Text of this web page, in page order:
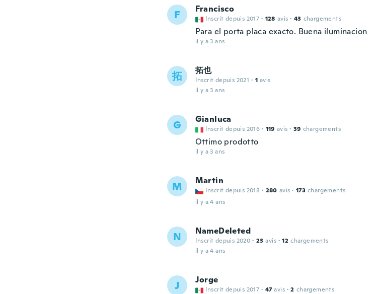
F Francisco
Inscrit depuis 2017 · 128 avis · 43 chargements
Para el porta placa exacto. Buena iluminacion
il y a 3 ans
拓 拓也
Inscrit depuis 2021 · 1 avis
il y a 3 ans
G Gianluca
Inscrit depuis 2016 · 119 avis · 39 chargements
Ottimo prodotto
il y a 3 ans
M Martin
Inscrit depuis 2018 · 280 avis · 173 chargements
il y a 4 ans
N NameDeleted
Inscrit depuis 2020 · 23 avis · 12 chargements
il y a 4 ans
J Jorge
Inscrit depuis 2017 · 47 avis · 2 chargements